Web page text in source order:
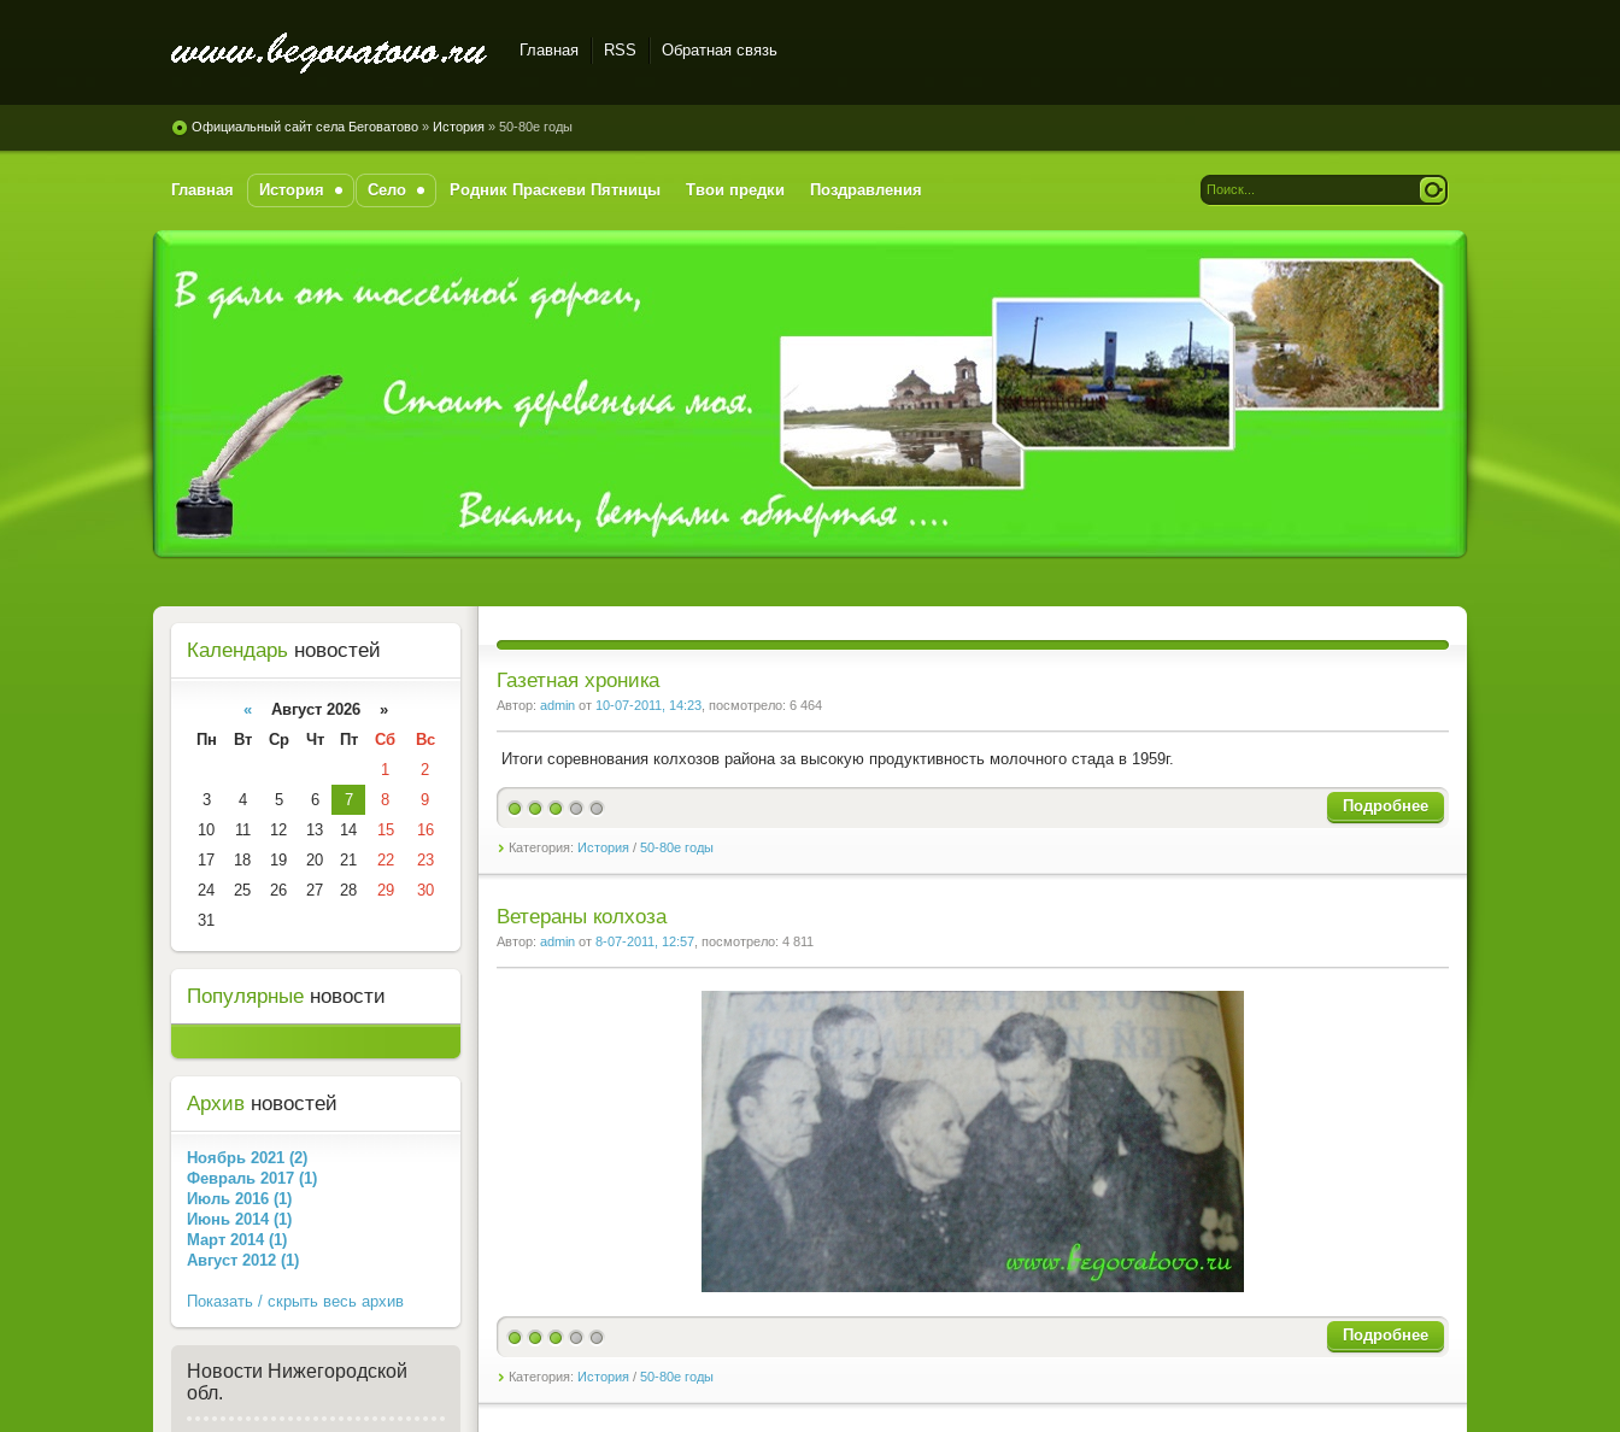
Беговатово
Главная RSS Обратная связь
Официальный сайт села Беговатово » История » 50-80е годы
Главная История Село Родник Праскеви Пятницы Твои предки Поздравления
Газетная хроника
Автор: admin от 10-07-2011, 14:23 , посмотрело: 6 464
Итоги соревнования колхозов района за высокую продуктивность молочного стада в 1959г.
Подробнее
Категория: История / 50-80е годы
Ветераны колхоза
Автор: admin от 8-07-2011, 12:57 , посмотрело: 4 811
Подробнее
Категория: История / 50-80е годы
Календарь новостей
« Август 2026 »
Пн
Вт Ср Чт Пт Сб
Вс
1
2
3
4 5 6 7 8
9
10
11 12 13 14 15
16
17
18 19 20 21 22
23
24
25 26 27 28 29
30
31
Популярные новости
Архив новостей
Ноябрь 2021 (2)
Февраль 2017 (1)
Июль 2016 (1)
Июнь 2014 (1)
Март 2014 (1)
Август 2012 (1)
Показать / скрыть весь архив
Новости Нижегородской
обл.